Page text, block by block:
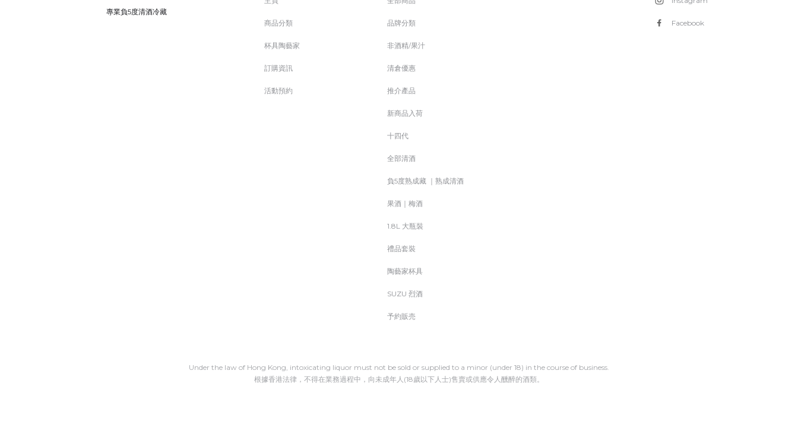
專業負5度清酒冷藏
商品分類
杯具陶藝家
訂購資訊
活動預約
品牌分類
非酒精/果汁
清倉優惠
推介產品
新商品入荷
十四代
全部清酒
負5度熟成藏 ｜熟成清酒
果酒｜梅酒
1.8L 大瓶裝
禮品套裝
陶藝家杯具
SUZU 烈酒
予約販売
Facebook
Under the law of Hong Kong, intoxicating liquor must not be sold or supplied to a minor (under 18) in the course of business.
根據香港法律，不得在業務過程中，向未成年人(18歲以下人士)售賣或供應令人醺醉的酒類。